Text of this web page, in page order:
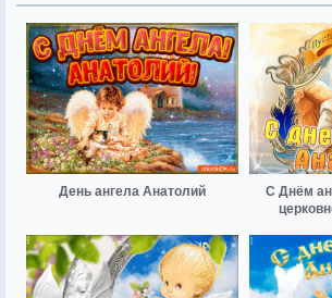
День ангела Анатолий
С Днём